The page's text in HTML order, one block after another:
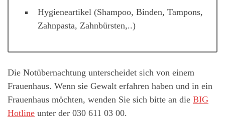
Hygieneartikel (Shampoo, Binden, Tampons,
Zahnpasta, Zahnbürsten,..)
Die Notübernachtung unterscheidet sich von einem
Frauenhaus. Wenn sie Gewalt erfahren haben und in ein
Frauenhaus möchten, wenden Sie sich bitte an die BIG
Hotline unter der 030 611 03 00.